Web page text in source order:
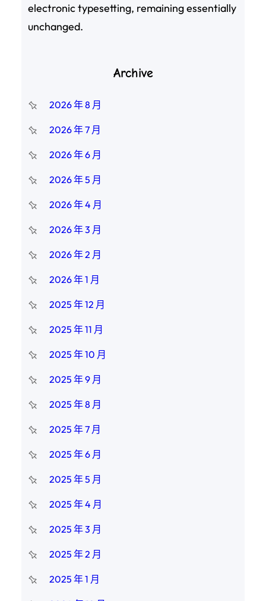
electronic typesetting, remaining essentially
unchanged.
Archive
2026 年 8 月
2026 年 7 月
2026 年 6 月
2026 年 5 月
2026 年 4 月
2026 年 3 月
2026 年 2 月
2026 年 1 月
2025 年 12 月
2025 年 11 月
2025 年 10 月
2025 年 9 月
2025 年 8 月
2025 年 7 月
2025 年 6 月
2025 年 5 月
2025 年 4 月
2025 年 3 月
2025 年 2 月
2025 年 1 月